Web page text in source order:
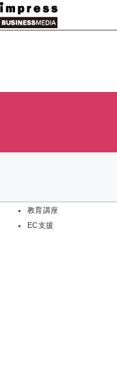
メ
イ
教育講座
EC支援